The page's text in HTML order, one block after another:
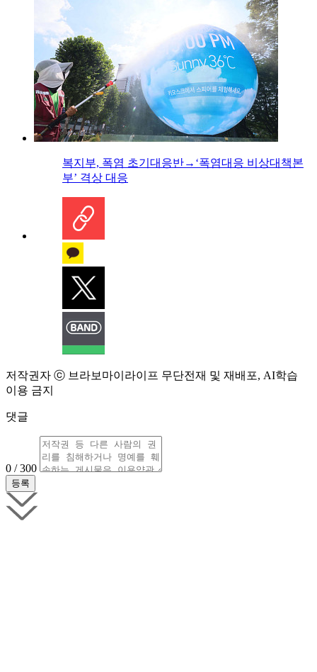
복지부, 폭염 초기대응반→‘폭염대응 비상대책본
부’ 격상 대응
저작권자 ⓒ 브라보마이라이프 무단전재 및 재배포, AI학습
이용 금지
댓글
0 / 300